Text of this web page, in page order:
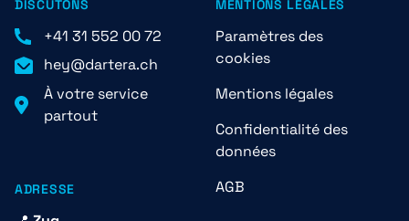
DISCUTONS
+41 31 552 00 72
hey@dartera.ch
À votre service
partout
MENTIONS LÉGALES
Paramètres des
cookies
Mentions légales
Confidentialité des
données
AGB
ADRESSE